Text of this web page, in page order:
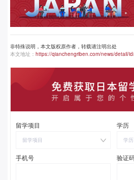
非特殊说明，本文版权原作者，转载请注明出处
本文地址： https://qianchengriben.com/news/detail/
留学项目
留学项目
学历
学历
手机号 验证